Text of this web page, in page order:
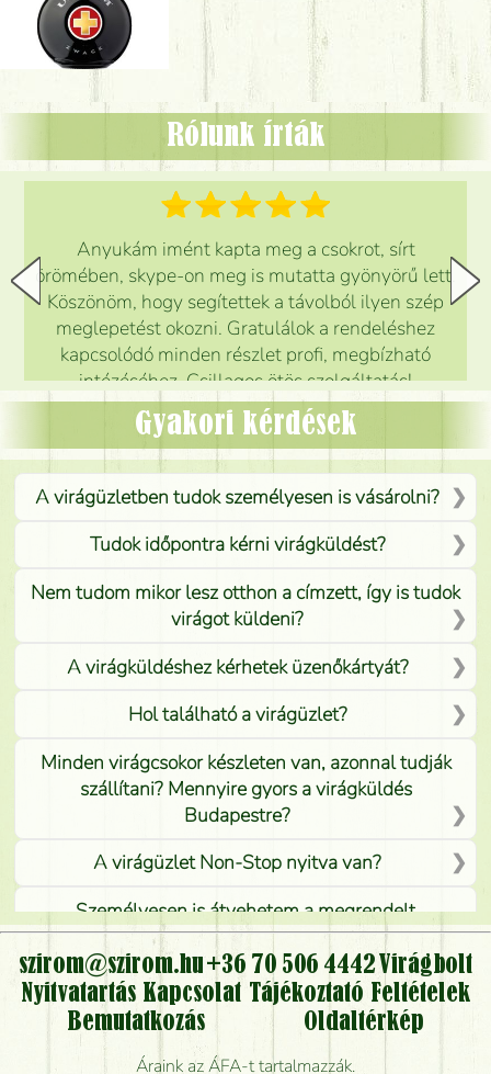
Rólunk írták
Anyukám imént kapta meg a csokrot, sírt
örömében, skype-on meg is mutatta gyönyörű lett.
Köszönöm, hogy segítettek a távolból ilyen szép
meglepetést okozni. Gratulálok a rendeléshez
kapcsolódó minden részlet profi, megbízható
intézéséhez. Csillagos ötös szolgáltatás!
Mónika
Gyakori kérdések
A virágüzletben tudok személyesen is vásárolni?
Tudok időpontra kérni virágküldést?
Nem tudom mikor lesz otthon a címzett, így is tudok
virágot küldeni?
A virágküldéshez kérhetek üzenőkártyát?
Hol található a virágüzlet?
Minden virágcsokor készleten van, azonnal tudják
szállítani? Mennyire gyors a virágküldés
Budapestre?
A virágüzlet Non-Stop nyitva van?
Személyesen is átvehetem a megrendelt
virágcsokrot, vagy csak virágküldéssel, kiszállítással
kérhető?
Vidékre is lehet rendelni?
Meddig rendelhetek virágküldést úgy, hogy még ma
szirom@szirom.hu +36 70 506 4442 Virágbolt
Nyitvatartás Kapcsolat Tájékoztató Feltételek
Bemutatkozás
Oldaltérkép
Áraink az ÁFA-t tartalmazzák.